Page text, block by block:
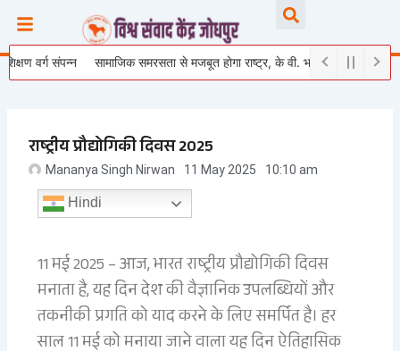
content
संपन्न सामाजिक समरसता से मजबूत होगा राष्ट्र, के वी. भागैय्या जी ने युवाओं को दिया
राष्ट्रीय प्रौद्योगिकी दिवस 2025
Mananya Singh Nirwan 11 May 2025 10:10 am
Hindi
11 मई 2025 – आज, भारत राष्ट्रीय प्रौद्योगिकी दिवस
मनाता है, यह दिन देश की वैज्ञानिक उपलब्धियों और
तकनीकी प्रगति को याद करने के लिए समर्पित है। हर
साल 11 मई को मनाया जाने वाला यह दिन ऐतिहासिक